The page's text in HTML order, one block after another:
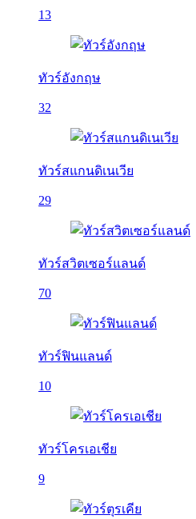
13
ทัวร์อังกฤษ
32
ทัวร์สแกนดิเนเวีย
29
ทัวร์สวิตเซอร์แลนด์
70
ทัวร์ฟินแลนด์
10
ทัวร์โครเอเชีย
9